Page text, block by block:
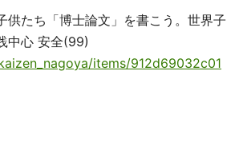
供たち「博士論文」を書こう。世界子
中心 安全(99)
items/912d69032c01